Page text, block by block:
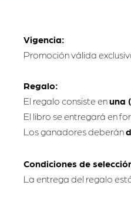
Vigencia:
Promoción válida
Regalo:
El regalo consiste enuna
El libro se entregará en
Los ganadores deberán
Condiciones de
La entrega del regalo